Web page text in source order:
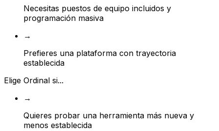
Necesitas puestos de equipo incluidos y
programación masiva
→
Prefieres una plataforma con trayectoria
establecida
Elige Ordinal si...
→
Quieres probar una herramienta más nueva y
menos establecida